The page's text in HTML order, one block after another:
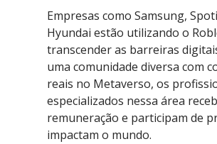
Empresas como Samsung,
Hyundai estão utilizando o
transcender as barreiras
uma comunidade diversa com
reais no Metaverso, os
especializados nessa área
remuneração e participam de
impactam o mundo.